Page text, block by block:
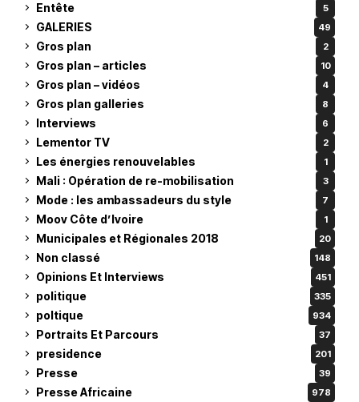
Entête 5
GALERIES 49
Gros plan 2
Gros plan – articles 10
Gros plan – vidéos 4
Gros plan galleries 8
Interviews 6
Lementor TV 2
Les énergies renouvelables 1
Mali : Opération de re-mobilisation 3
Mode : les ambassadeurs du style 7
Moov Côte d’Ivoire 1
Municipales et Régionales 2018 20
Non classé 148
Opinions Et Interviews 451
politique 335
poltique 934
Portraits Et Parcours 37
presidence 201
Presse 39
Presse Africaine 978